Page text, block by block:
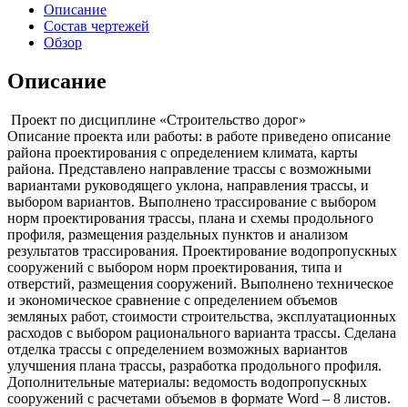
Описание
Состав чертежей
Обзор
Описание
Проект по дисциплине «Строительство дорог»
Описание проекта или работы: в работе приведено описание
района проектирования с определением климата, карты
района. Представлено направление трассы с возможными
вариантами руководящего уклона, направления трассы, и
выбором вариантов. Выполнено трассирование с выбором
норм проектирования трассы, плана и схемы продольного
профиля, размещения раздельных пунктов и анализом
результатов трассирования. Проектирование водопропускных
сооружений с выбором норм проектирования, типа и
отверстий, размещения сооружений. Выполнено техническое
и экономическое сравнение с определением объемов
земляных работ, стоимости строительства, эксплуатационных
расходов с выбором рационального варианта трассы. Сделана
отделка трассы с определением возможных вариантов
улучшения плана трассы, разработка продольного профиля.
Дополнительные материалы: ведомость водопропускных
сооружений с расчетами объемов в формате Word – 8 листов.